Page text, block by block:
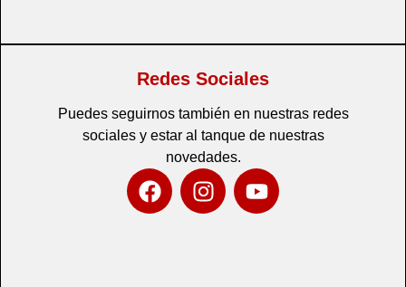
Redes Sociales
Puedes seguirnos también en nuestras redes
sociales y estar al tanque de nuestras
novedades.
F
a
I
n
Y
o